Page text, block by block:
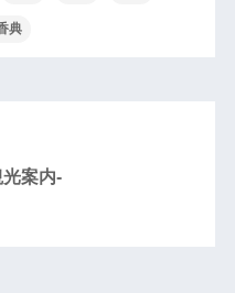
典
案内-